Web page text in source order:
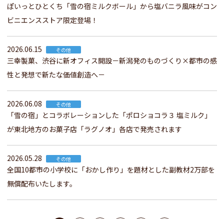
ぽいっとひとくち「雪の宿ミルクボール」から塩バニラ風味がコン
ビニエンスストア限定登場！
2026.06.15 その他
三幸製菓、渋谷に新オフィス開設－新潟発のものづくり×都市の感
性と発想で新たな価値創造へ－
2026.06.08 その他
「雪の宿」とコラボレーションした「ポロショコラ３ 塩ミルク」
が東北地方のお菓子店「ラグノオ」各店で発売されます
2026.05.28 その他
全国10都市の小学校に「おかし作り」を題材とした副教材2万部を
無償配布いたします。